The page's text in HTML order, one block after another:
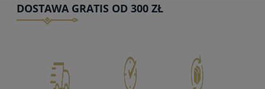
DOSTAWA GRATIS OD 300 ZŁ